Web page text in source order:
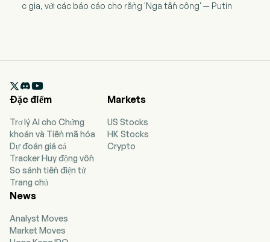
c gia, với các báo cáo cho rằng 'Nga tấn công' — Putin

Đặc điểm
Trợ lý AI cho Chứng
khoán và Tiền mã hóa
Dự đoán giá cả
Tracker Huy động vốn
So sánh tiền điện tử
Trang chủ
Markets
US Stocks
HK Stocks
Crypto
News
Analyst Moves
Market Moves